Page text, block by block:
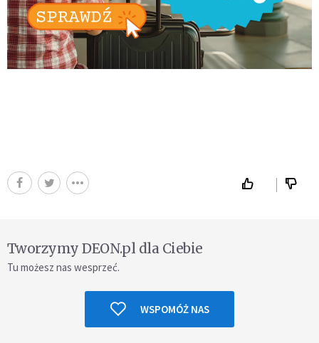
Tworzymy DEON.pl dla Ciebie
Tu możesz nas wesprzeć.
WSPOMÓŻ NAS